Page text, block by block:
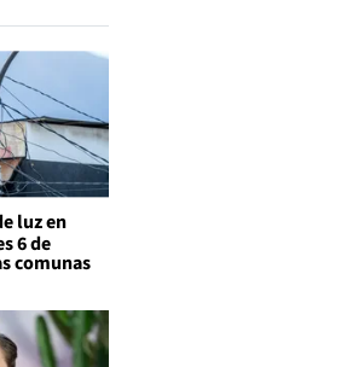
luz en
6 de
comunas